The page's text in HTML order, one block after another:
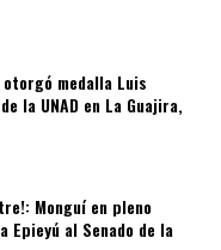
medalla Luis
la UNAD en La Guajira,
Monguí en pleno
al Senado de la